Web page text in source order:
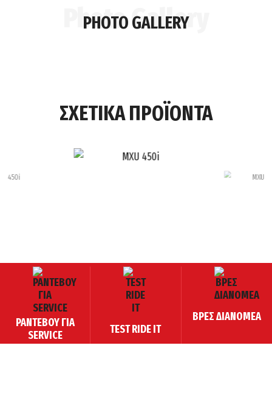
PHOTO GALLERY
ΣΧΕΤΙΚΑ ΠΡΟΪΟΝΤΑ
450i MXU
ΡΑΝΤΕΒΟΥ ΓΙΑ
SERVICE
TEST RIDE IT
ΒΡΕΣ ΔΙΑΝΟΜΕΑ